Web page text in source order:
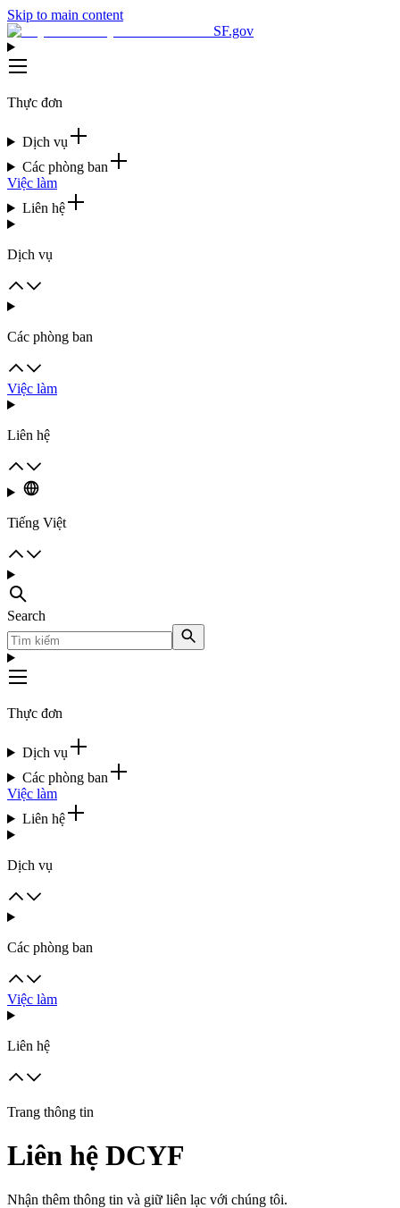
Skip to main content
SF.gov
Thực đơn
Dịch vụ
Các phòng ban
Việc làm
Liên hệ
Dịch vụ
Các phòng ban
Việc làm
Liên hệ
Tiếng Việt
Search
Thực đơn
Dịch vụ
Các phòng ban
Việc làm
Liên hệ
Dịch vụ
Các phòng ban
Việc làm
Liên hệ
Trang thông tin
Liên hệ DCYF
Nhận thêm thông tin và giữ liên lạc với chúng tôi.